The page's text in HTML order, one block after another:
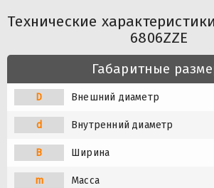
Технические
6806ZZE
Габаритные
D Внешний диаметр
d Внутренний диаметр
B Ширина
m Масса